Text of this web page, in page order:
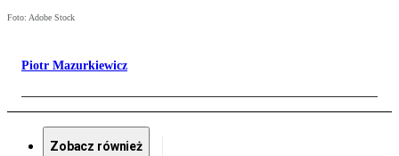
Foto: Adobe Stock
Piotr Mazurkiewicz
Zobacz również